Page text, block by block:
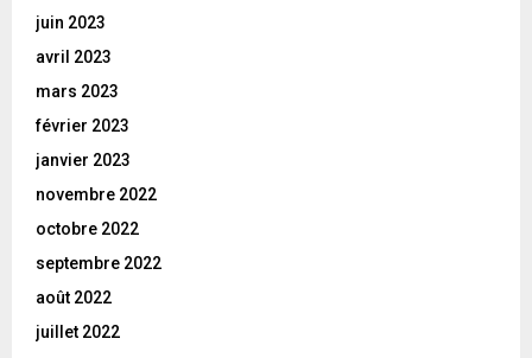
juin 2023
avril 2023
mars 2023
février 2023
janvier 2023
novembre 2022
octobre 2022
septembre 2022
août 2022
juillet 2022